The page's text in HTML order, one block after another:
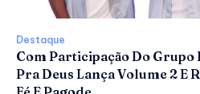
Destaque
Com Participação Do Grupo
Pra Deus Lança Volume 2 E